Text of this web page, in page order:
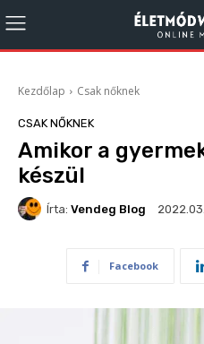
Kezdőlap Csak nőknek
CSAK NŐKNEK
Amikor a
készül
Írta: Vendeg Blog
Facebook